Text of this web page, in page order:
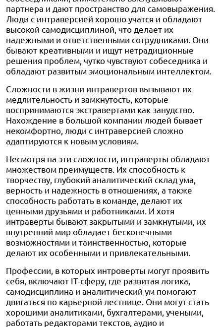
партнера и дают пространство для самовыражения.
Люди с интраверсией хорошо учатся и обладают
высокой самодисциплиной, что делает их
надежными и ответственными сотрудниками. Они
бывают креативными и ищут нетрадиционные
решения проблем, чутко чувствуют собеседника и
обладают развитым эмоциональным интеллектом.
Сложности в жизни интравертов вызывают их
медлительность и замкнутость, которые
воспринимаются экстравертами как занудство.
Нахождение в большой компании людей бывает
некомфортно, люди с интраверсией сложно
адаптируются к новым условиям.
Несмотря на эти сложности, интраверты обладают
множеством преимуществ. Их способность к
творчеству, глубокий аналитический склад ума,
верность и надежность в отношениях, а также
способность работать в команде, делают их
ценными друзьями и работниками. И хотя
интраверты бывают закрытыми и замкнутыми, их
внутренний мир обладает бесконечными
возможностями и таинственностью, которые
делают их особенными и привлекательными.
Профессии, в которых интроверты могут проявить
себя, включают IT-сферу, где развитая логика,
самодисциплина и аналитический ум помогают
двигаться по карьерной лестнице. Они могут стать
хорошими аналитиками, бухгалтерами, учеными,
работать редакторами текстов, аудио и